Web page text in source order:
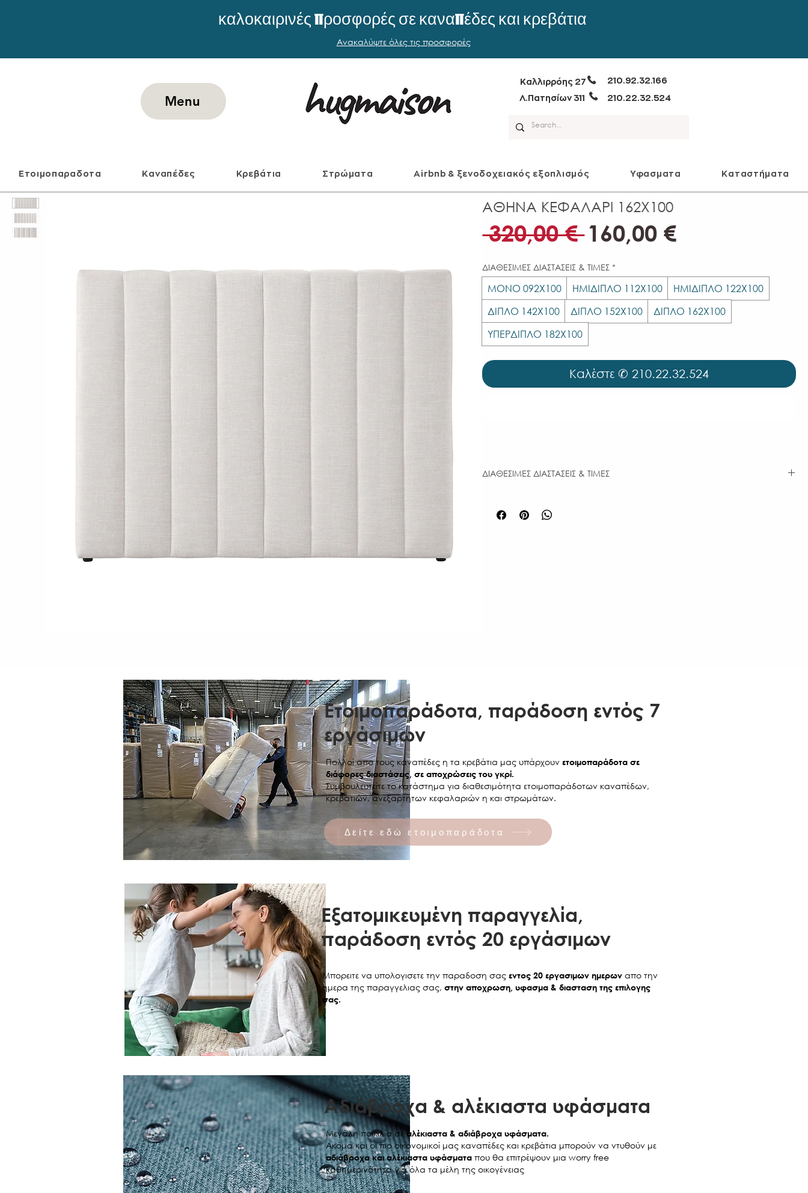
καλοκαιρινές προσφορές σε καναπέδες και κρεβάτια
Ανακαλύψτε όλες τις προσφορές
Menu
Καλλιρρόης 27
Λ.Πατησίων 311
210.92.32.166
210.22.32.524
Ετοιμοπαραδοτα Καναπέδες Κρεβάτια Στρώματα Airbnb & ξενοδοχειακός εξοπλισμός Υφασματα Καταστήματα
ΑΘΗΝΑ ΚΕΦΑΛΑΡΙ 162Χ100
320,00 € Κανονική
τιμή
160,00 €Τιμή
ΔΙΑΘΕΣΙΜΕΣ ΔΙΑΣΤΑΣΕΙΣ & ΤΙΜΕΣ *
ΜΟΝΟ 092Χ100 ΗΜΙΔΙΠΛΟ 112Χ100
ΗΜΙΔΙΠΛΟ 122Χ100
ΔΙΠΛΟ 142Χ100
ΔΙΠΛΟ 152Χ100
ΔΙΠΛΟ 162Χ100
ΥΠΕΡΔΙΠΛΟ 182Χ100
Καλέστε ✆ 210.22.32.524
ΔΙΑΘΕΣΙΜΕΣ ΔΙΑΣΤΑΣΕΙΣ & ΤΙΜΕΣ
Ετοιμοπαράδοτα, παράδοση εντός 7
εργάσιμων
Πολλοί απο τους καναπέδες η τα κρεβάτια μας υπάρχουν ετοιμοπαράδοτα σε
διάφορες διαστάσεις, σε αποχρώσεις του γκρί.
Συμβουλευτείτε το κατάστημα για διαθεσιμότητα ετοιμοπαράδοτων καναπέδων,
κρεβατιών, ανεξαρτητων κεφαλαριών η και στρωμάτων.
Δείτε εδώ ετοιμοπαράδοτα
Εξατομικευμένη παραγγελία,
παράδοση εντός 20 εργάσιμων
Μπορειτε να υπολογισετε την παραδοση σας εντος 20 εργασιμων ημερων απο την
ημερα της παραγγελιας σας, στην αποχρωση, υφασμα & διασταση της επιλογης
σας.
Aδιάβροχα & αλέκιαστα υφάσματα
Μεγάλη ποικιλία σεαλέκιαστα & αδιάβροχα υφάσματα.
Ακόμα και οι πιο οικονομικοί μας καναπέδες και κρεβάτια μπορούν να ντυθούν με
αδιάβροχα και αλέκιαστα υφάσματα που θα επιτρέψουν μια worry free
καθημερινότητα για όλα τα μέλη της οικογένειας